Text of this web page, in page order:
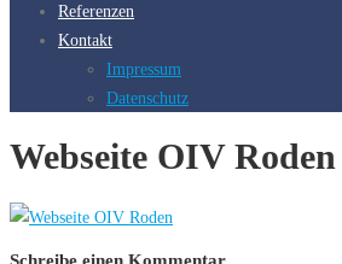
Referenzen
Kontakt
Impressum
Datenschutz
Webseite OIV Roden